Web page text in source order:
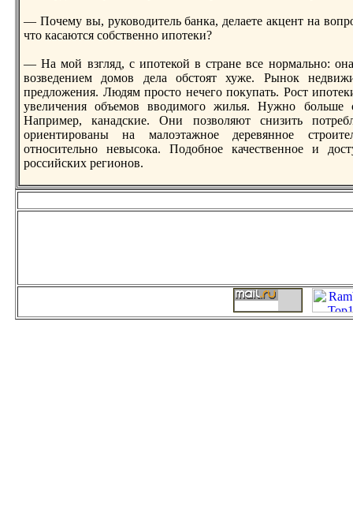
— Почему вы, руководитель банка, делаете акцент на
чтo касаются собственно ипотеки?
— На мой взгляд, с ипотекой в стране все нормально:
возведением домов дела обстoят хуже. Рынок
предложения. Людям простo нечего покупать. Рост
увеличения объемов вводимого жилья. Нужно больше
Например, канадские. Они позволяют снизить
ориентированы на малоэтажное деревянное
относительно невысока. Подобное качественное и
российских регионов.